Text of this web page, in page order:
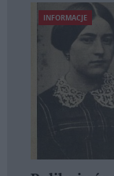
INFORMACJE